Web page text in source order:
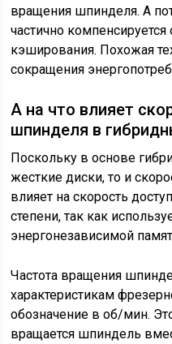
вращения шпинделя. А
частично
кэширования. Похожая
сокращения
А на что влияет
шпинделя в
Поскольку в основе
жесткие диски, то и
влияет на скорость
степени, так как
энергонезависимой
Частота вращения
характеристикам
обозначение в об/мин.
вращается шпиндель